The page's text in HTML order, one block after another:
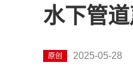
水下管
原创 2025-05-28